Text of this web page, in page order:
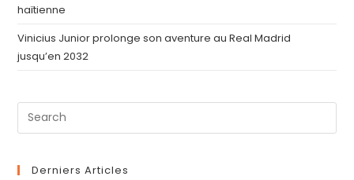
haïtienne
Vinicius Junior prolonge son aventure au Real Madrid
jusqu’en 2032
Derniers Articles